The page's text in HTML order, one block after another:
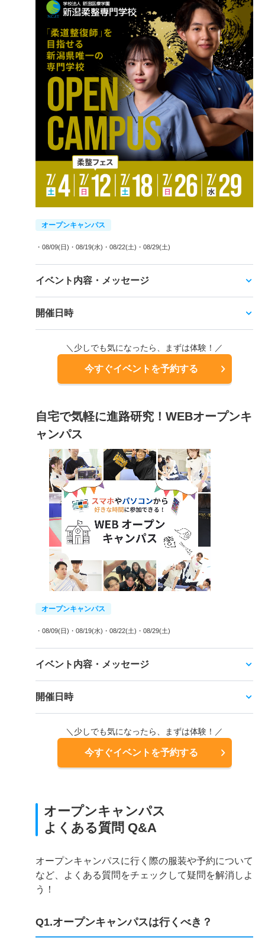
オープンキャンパス
・08/09(日) ・08/19(水) ・08/22(土) ・08/29(土)
イベント内容・メッセージ
開催日時
＼少しでも気になったら、まずは体験！／
今すぐイベントを予約する
自宅で気軽に進路研究！WEBオープンキ
ャンパス
オープンキャンパス
・08/09(日) ・08/19(水) ・08/22(土) ・08/29(土)
イベント内容・メッセージ
開催日時
＼少しでも気になったら、まずは体験！／
今すぐイベントを予約する
オープンキャンパス
よくある質問 Q&A
オープンキャンパスに行く際の服装や予約について
など、よくある質問をチェックして疑問を解消しよ
う！
Q1.オープンキャンパスは行くべき？